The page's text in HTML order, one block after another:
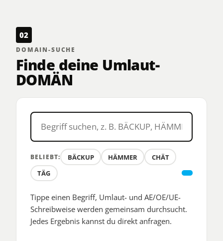
02
DOMAIN-SUCHE
Finde deine Umlaut-
DOMÄN
BELIEBT: BÄCKUP HÄMMER
CHÄT
TÄG
Tippe einen Begriff, Umlaut- und AE/OE/UE-
Schreibweise werden gemeinsam durchsucht.
Jedes Ergebnis kannst du direkt anfragen.